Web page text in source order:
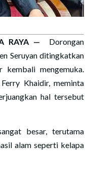
RAYA — Dorongan
Seruyan ditingkatkan
kembali mengemuka.
Khaidir, meminta
hal tersebut
besar, terutama
alam seperti kelapa